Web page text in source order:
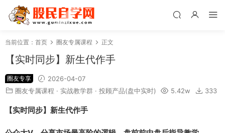
当前位置： 首页 圈友专属课程 正文
【实时同步】新生代作手
圈友专享
2026-04-07
圈友专属课程 · 实战教学群 · 投顾产品(盘中实时) 5.42w 333
【实时同步】新生代作手